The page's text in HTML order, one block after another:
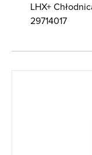
LHX+
29714017